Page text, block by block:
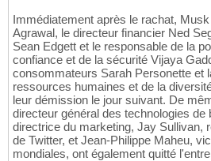
Immédiatement après le rachat,
Agrawal, le directeur financier Ned
Sean Edgett et le responsable de la
confiance et de la sécurité Vijaya
consommateurs Sarah Personette et
ressources humaines et de la
leur démission le jour suivant. De
directeur général des technologies de
directrice du marketing, Jay Sullivan,
de Twitter, et Jean-Philippe Maheu,
mondiales, ont également quitté